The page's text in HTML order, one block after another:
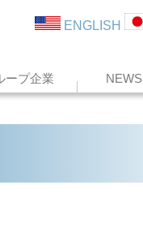
ENGLISH
ープ企業 NEWS